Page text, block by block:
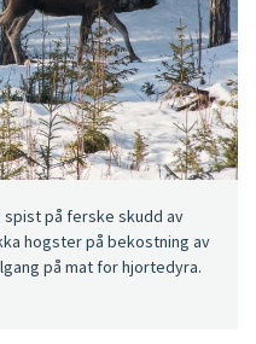
på ferske skudd av
hogster på bekostning av
på mat for hjortedyra.